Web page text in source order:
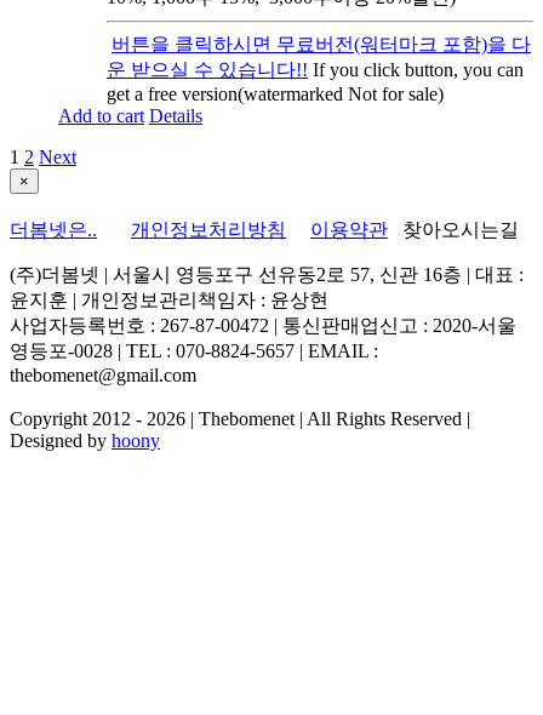
버튼을 클릭하시면 무료버전(워터마크 포함)을 다
운 받으실 수 있습니다!! If you click button, you can
get a free version(watermarked Not for sale)
Add to cart Details
1 2 Next
Close
product
view
×
더봄넷은.. 개인정보처리방침 이용약관 찾아오시는길
(주)더봄넷 | 서울시 영등포구 선유동2로 57, 신관 16층 | 대표 :
윤지훈 | 개인정보관리책임자 : 윤상현
사업자등록번호 : 267-87-00472 | 통신판매업신고 : 2020-서울
영등포-0028 | TEL : 070-8824-5657 | EMAIL :
thebomenet@gmail.com
Copyright 2012 - 2026 | Thebomenet | All Rights Reserved |
Designed by hoony